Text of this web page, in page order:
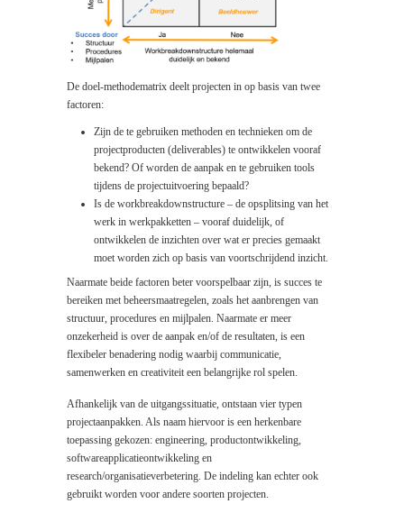
De doel-methodematrix deelt projecten in op basis van twee
factoren:
Zijn de te gebruiken methoden en technieken om de
projectproducten (deliverables) te ontwikkelen vooraf
bekend? Of worden de aanpak en te gebruiken tools
tijdens de projectuitvoering bepaald?
Is de workbreakdownstructure – de opsplitsing van het
werk in werkpakketten – vooraf duidelijk, of
ontwikkelen de inzichten over wat er precies gemaakt
moet worden zich op basis van voortschrijdend inzicht.
Naarmate beide factoren beter voorspelbaar zijn, is succes te
bereiken met beheersmaatregelen, zoals het aanbrengen van
structuur, procedures en mijlpalen. Naarmate er meer
onzekerheid is over de aanpak en/of de resultaten, is een
flexibeler benadering nodig waarbij communicatie,
samenwerken en creativiteit een belangrijke rol spelen.
Afhankelijk van de uitgangssituatie, ontstaan vier typen
projectaanpakken. Als naam hiervoor is een herkenbare
toepassing gekozen: engineering, productontwikkeling,
softwareapplicatieontwikkeling en
research/organisatieverbetering. De indeling kan echter ook
gebruikt worden voor andere soorten projecten.